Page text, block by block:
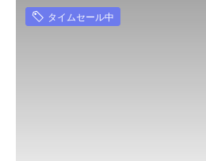
タイムセール中